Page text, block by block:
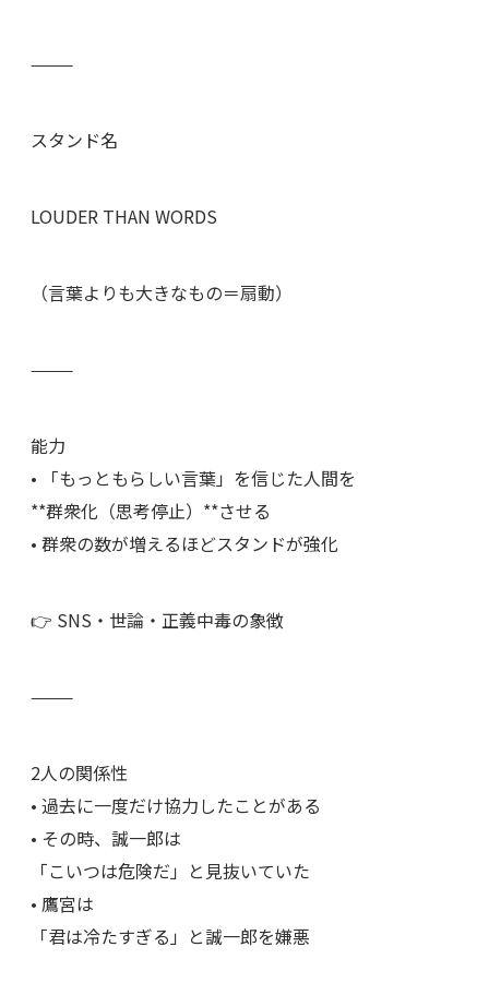
⸻
スタンド名
LOUDER THAN WORDS
（言葉よりも大きなもの＝扇動）
⸻
能力
• 「もっともらしい言葉」を信じた人間を
**群衆化（思考停止）**させる
• 群衆の数が増えるほどスタンドが強化
👉 SNS・世論・正義中毒の象徴
⸻
2人の関係性
• 過去に一度だけ協力したことがある
• その時、誠一郎は
「こいつは危険だ」と見抜いていた
• 鷹宮は
「君は冷たすぎる」と誠一郎を嫌悪